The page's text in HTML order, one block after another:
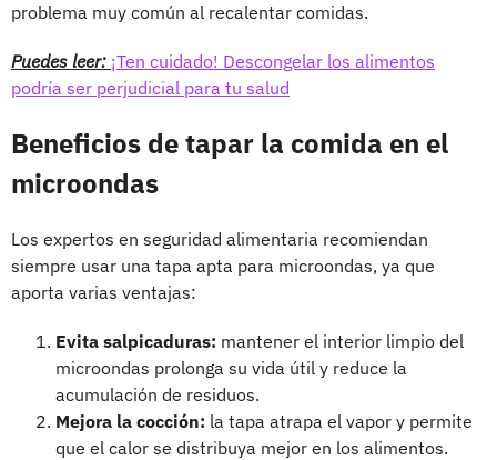
problema muy común al recalentar comidas.
Puedes leer: ¡Ten cuidado! Descongelar los alimentos
podría ser perjudicial para tu salud
Beneficios de tapar la comida en el
microondas
Los expertos en seguridad alimentaria recomiendan
siempre usar una tapa apta para microondas, ya que
aporta varias ventajas:
Evita salpicaduras: mantener el interior limpio del
microondas prolonga su vida útil y reduce la
acumulación de residuos.
Mejora la cocción: la tapa atrapa el vapor y permite
que el calor se distribuya mejor en los alimentos.